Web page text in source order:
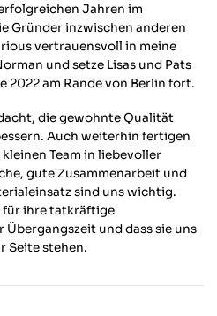
Jahren im
Gründer inzwischen anderen
vertrauensvoll in meine
und setze Lisas und Pats
2022 am Rande von Berlin fort.
die gewohnte Qualität
Auch weiterhin fertigen
Team in liebevoller
gute Zusammenarbeit und
sind uns wichtig.
für ihre tatkräftige
und dass sie uns
Seite stehen.